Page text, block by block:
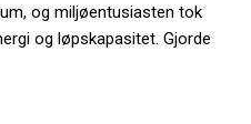
og miljøentusiasten tok
og løpskapasitet. Gjorde